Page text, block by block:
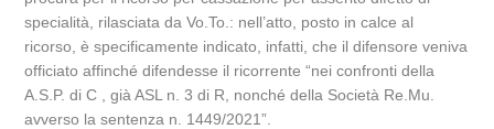
specialità, rilasciata da Vo.To.: nell’atto, posto in calce al
ricorso, è specificamente indicato, infatti, che il difensore veniva
officiato affinché difendesse il ricorrente “nei confronti della
A.S.P. di C , già ASL n. 3 di R, nonché della Società Re.Mu.
avverso la sentenza n. 1449/2021”.